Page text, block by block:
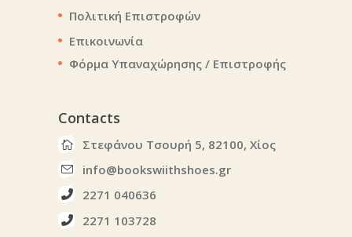
Πολιτική Επιστροφών
Επικοινωνία
Φόρμα Υπαναχώρησης / Επιστροφής
Contacts
Στεφάνου Τσουρή 5, 82100, Χίος
info@bookswiithshoes.gr
2271 040636
2271 103728